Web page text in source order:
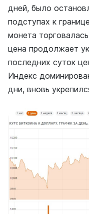
дней, было
подступах к
монета
цена продолжает
последних суток
Индекс
дни, вновь